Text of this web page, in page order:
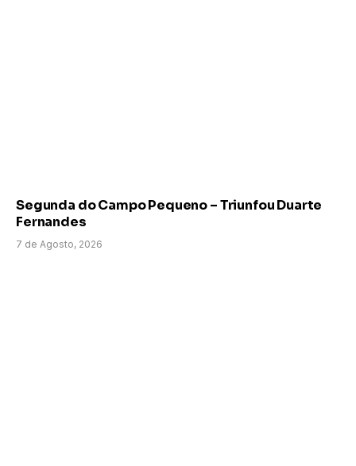
Segunda do Campo Pequeno – Triunfou Duarte
Fernandes
7 de Agosto, 2026